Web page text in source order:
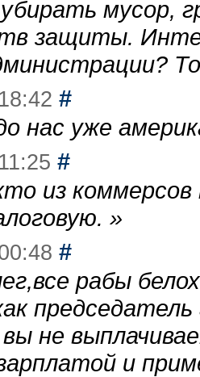
мусор,
защиты.
#
нас уже
#
из
»
#
рабы
не
и